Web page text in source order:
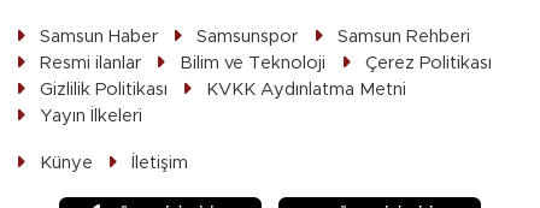
Samsun Haber Samsunspor
Samsun Rehberi
Resmi ilanlar
Bilim ve Teknoloji
Çerez Politikası
Gizlilik Politikası
KVKK Aydınlatma Metni
Yayın İlkeleri
Künye İletişim